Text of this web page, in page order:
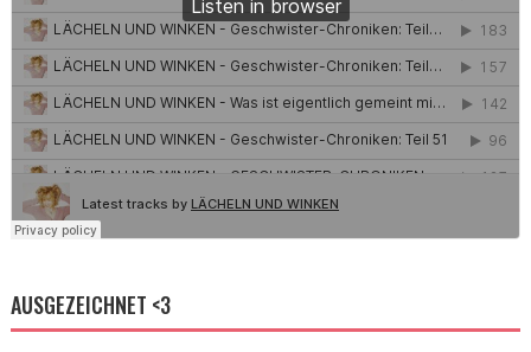
AUSGEZEICHNET <3